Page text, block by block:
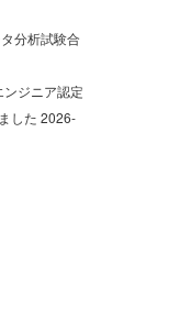
分析試験合
ジニア認定
した 2026-